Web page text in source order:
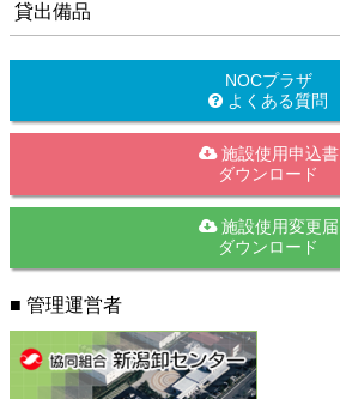
貸出備品
NOCプラザ
よくある質問
施設使用申込書
ダウンロード
施設使用変更届
ダウンロード
■ 管理運営者